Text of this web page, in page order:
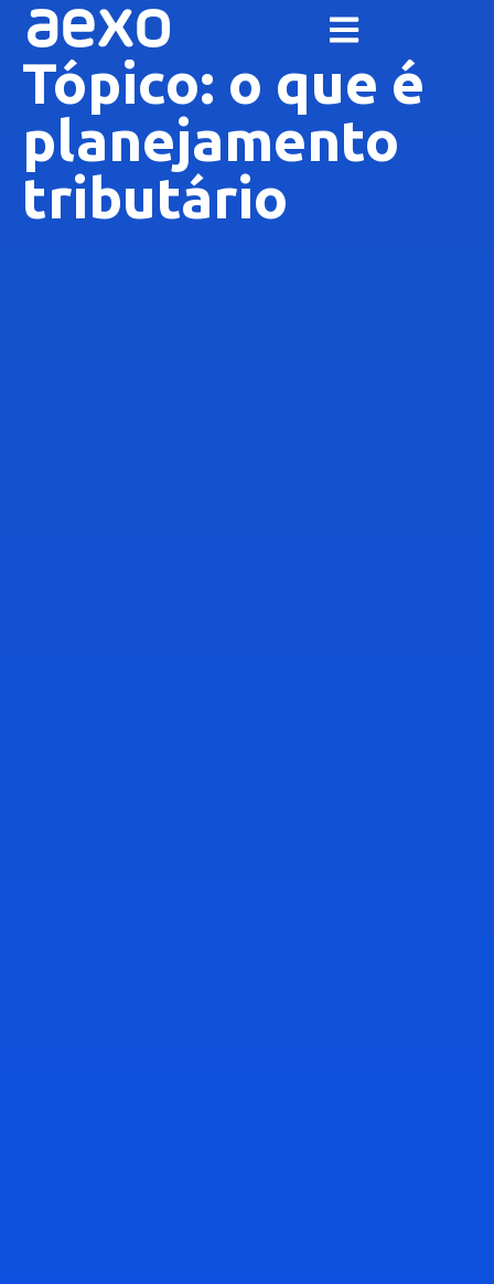
Tópico: o que é
planejamento
tributário